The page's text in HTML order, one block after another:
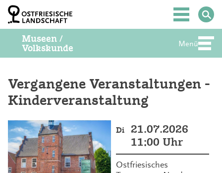
a
Hauptmenü
Museen /
Volkskunde Menü
Vergangene Veranstaltungen -
Kinderveranstaltung
Di
21.07.2026
11:00 Uhr
Ostfriesisches